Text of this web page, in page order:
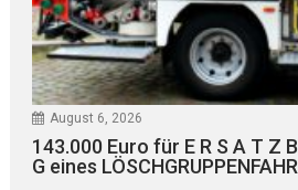
August 6, 2026
143.000 Euro für E R S A T Z B
G eines